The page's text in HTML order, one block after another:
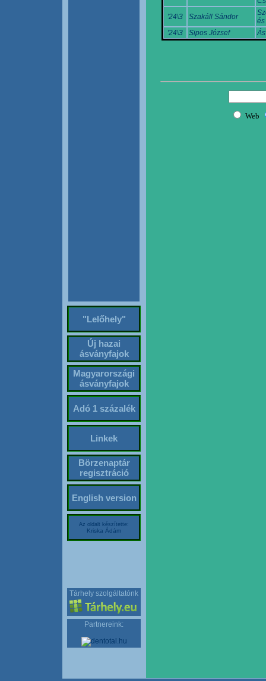
"Lelőhely"
Új hazai
ásványfajok
Magyarországi
ásványfajok
Adó 1 százalék
Linkek
Börzenaptár
regisztráció
English version
Az oldalt készítette:
Kriska Ádám
Tárhely szolgáltatónk
Partnereink:
'24\3
Szakáll Sándor
'24\3
Sipos József